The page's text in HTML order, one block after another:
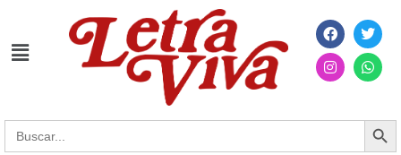
Search
for: